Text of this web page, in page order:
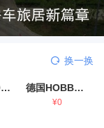
换一换
拓锐斯特2021款 福特T型锐典版房车 德国HOBBY拖挂房车豪华版
¥0